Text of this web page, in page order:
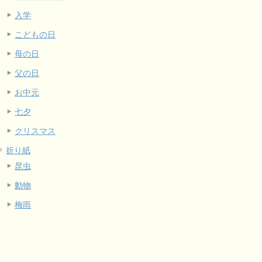
入学
こどもの日
母の日
父の日
お中元
七夕
クリスマス
折り紙
昆虫
動物
梅雨